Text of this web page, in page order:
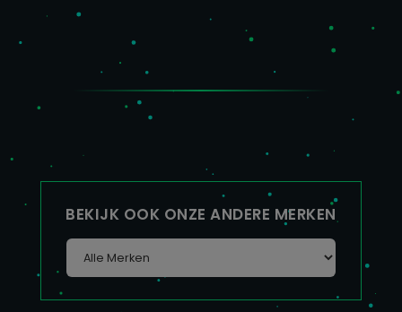
BEKIJK OOK ONZE ANDERE MERKEN